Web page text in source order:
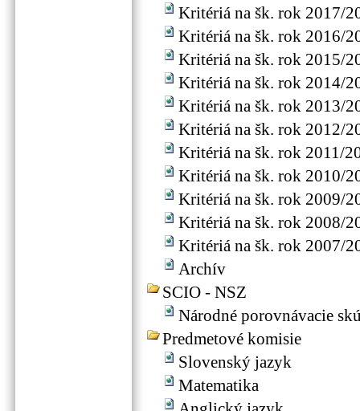
Kritériá na šk. rok 2017/
Kritériá na šk. rok 2016/
Kritériá na šk. rok 2015/
Kritériá na šk. rok 2014/
Kritériá na šk. rok 2013/
Kritériá na šk. rok 2012/
Kritériá na šk. rok 2011/
Kritériá na šk. rok 2010/
Kritériá na šk. rok 2009/
Kritériá na šk. rok 2008/
Kritériá na šk. rok 2007/
Archív
SCIO - NSZ
Národné porovnávacie
Predmetové komisie
Slovenský jazyk
Matematika